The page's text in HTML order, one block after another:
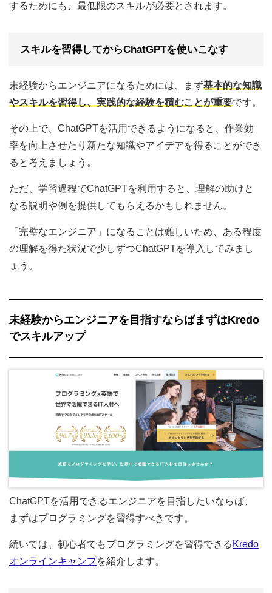
するためにも、最低限のスキルが必要とされます。
スキルを習得してからChatGPTを使いこなす
未経験からエンジニアになるためには、まず基本的な知識
やスキルを習得し、実践的な経験を積むことが重要です。
その上で、ChatGPTを活用できるようになると、作業効
率を向上させたり新たな知識やアイデアを得ることができ
ると考えましょう。
ただ、学習過程でChatGPTを利用すると、理解の助けと
なる説明や例を提供してもらえるかもしれません。
「完璧なエンジニア」になることは難しいため、ある程度
の理解を得た状況で少しずつChatGPTを導入してみまし
ょう。
未経験からエンジニアを目指すならばまずはKredo
でスキルアップ
ChatGPTを活用できるエンジニアを目指したいならば、
まずはプログラミングを習得すべきです。
続いては、初心者でもプログラミングを習得できる Kredo
オンラインキャンプを紹介します。